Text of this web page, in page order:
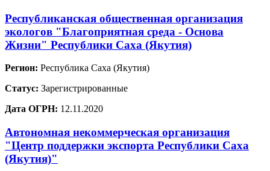
Республиканская общественная организация
экологов "Благоприятная среда - Основа
Жизни" Республики Саха (Якутия)
Регион: Республика Саха (Якутия)
Статус: Зарегистрированные
Дата ОГРН: 12.11.2020
Автономная некоммерческая организация
"Центр поддержки экспорта Республики Саха
(Якутия)"